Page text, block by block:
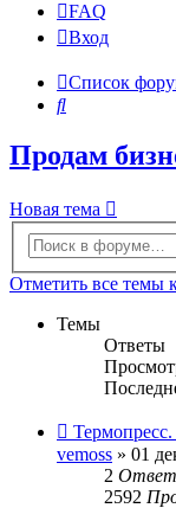
FAQ
Вход
Список
Поиск
Продам
Новая тема
Отметить все темы
Темы
Ответы
vemoss » 01
2
2592